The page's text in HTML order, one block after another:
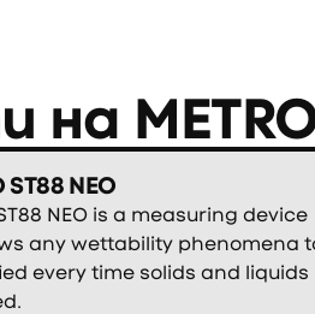
на
ST88 NEO
NEO is a measuring device
any wettability phenomena
every time solids and liquids